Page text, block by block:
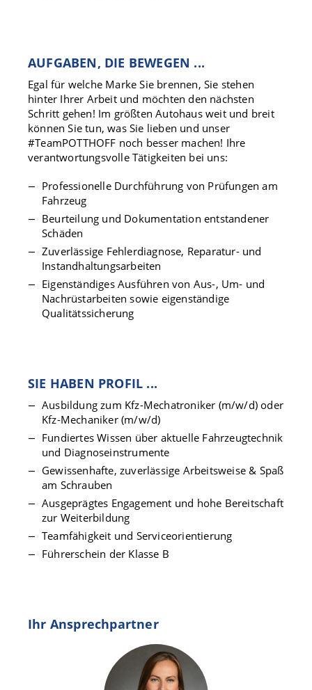
AUFGABEN, DIE BEWEGEN ...
Egal für welche Marke Sie brennen, Sie stehen
hinter Ihrer Arbeit und möchten den nächsten
Schritt gehen! Im größten Autohaus weit und breit
können Sie tun, was Sie lieben und unser
#TeamPOTTHOFF noch besser machen! Ihre
verantwortungsvolle Tätigkeiten bei uns:
Professionelle Durchführung von Prüfungen am
Fahrzeug
Beurteilung und Dokumentation entstandener
Schäden
Zuverlässige Fehlerdiagnose, Reparatur- und
Instandhaltungsarbeiten
Eigenständiges Ausführen von Aus-, Um- und
Nachrüstarbeiten sowie eigenständige
Qualitätssicherung
SIE HABEN PROFIL ...
Ausbildung zum Kfz-Mechatroniker (m/w/d) oder
Kfz-Mechaniker (m/w/d)
Fundiertes Wissen über aktuelle Fahrzeugtechnik
und Diagnoseinstrumente
Gewissenhafte, zuverlässige Arbeitsweise & Spaß
am Schrauben
Ausgeprägtes Engagement und hohe Bereitschaft
zur Weiterbildung
Teamfähigkeit und Serviceorientierung
Führerschein der Klasse B
Ihr Ansprechpartner